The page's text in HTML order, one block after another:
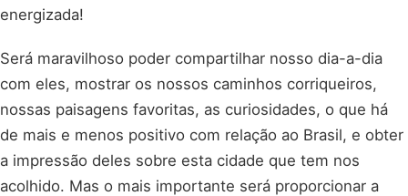
energizada!
Será maravilhoso poder compartilhar nosso dia-a-dia
com eles, mostrar os nossos caminhos corriqueiros,
nossas paisagens favoritas, as curiosidades, o que há
de mais e menos positivo com relação ao Brasil, e obter
a impressão deles sobre esta cidade que tem nos
acolhido. Mas o mais importante será proporcionar a